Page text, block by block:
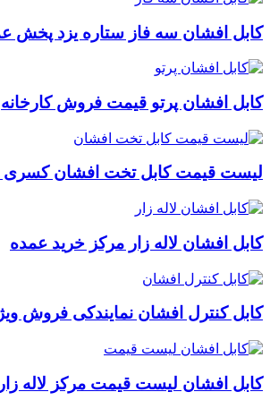
کابل افشان سه فاز ستاره یزد پخش
کابل افشان پرتو قیمت فروش کارخانه
لیست قیمت کابل تخت افشان کسری
کابل افشان لاله زار مرکز خرید عمده
کابل کنترل افشان نمایندکی فروش
کابل افشان لیست قیمت مرکز لاله